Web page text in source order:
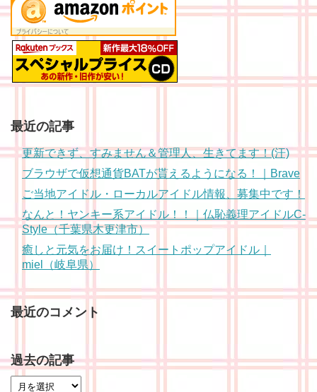
最近の記事
更新できず、すみません＆管理人、生きてます！(汗)
ブラウザで仮想通貨BATが貰えるようになる！｜Brave
ご当地アイドル・ローカルアイドル情報、募集中です！
なんと！ヤンキー系アイドル！！｜仏恥義理アイドルC-
Style（千葉県木更津市）
癒しと元気をお届け！スイートポップアイドル｜
miel（岐阜県）
最近のコメント
過去の記事